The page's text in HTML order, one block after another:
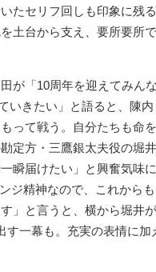
たセリフ回しも印象に残
土台から支え、要所要所
が「10周年を迎えてみん
いきたい」と語ると、陳
って戦う。自分たちも命
定方・三鷹銀太夫役の堀
瞬届けたい」と興奮気味
ジ精神なので、これから
」と言うと、横から堀井
一幕も。充実の表情に加